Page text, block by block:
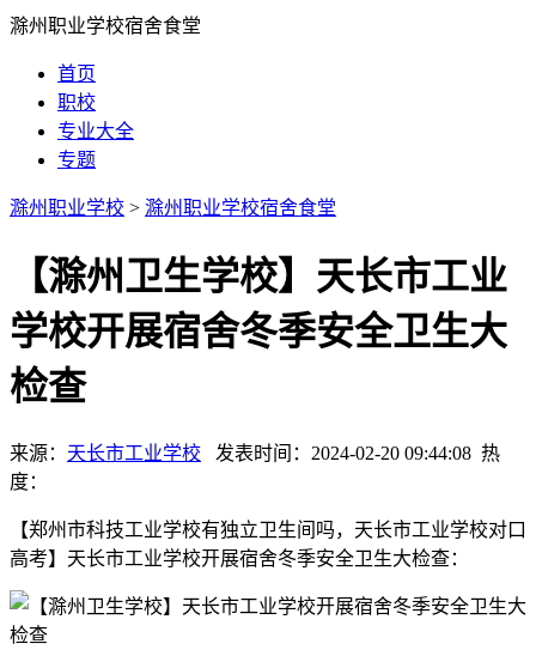
滁州职业学校宿舍食堂
首页
职校
专业大全
专题
滁州职业学校 > 滁州职业学校宿舍食堂
【滁州卫生学校】天长市工业
学校开展宿舍冬季安全卫生大
检查
来源： 天长市工业学校 发表时间：2024-02-20 09:44:08 热
度：
【郑州市科技工业学校有独立卫生间吗，天长市工业学校对口
高考】天长市工业学校开展宿舍冬季安全卫生大检查：